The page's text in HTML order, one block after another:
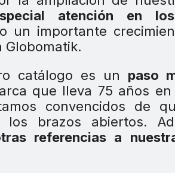
atención en
un importante
Globomatik.
catálogo es un paso
que lleva 75 años
convencidos de
brazos abiertos.
referencias a